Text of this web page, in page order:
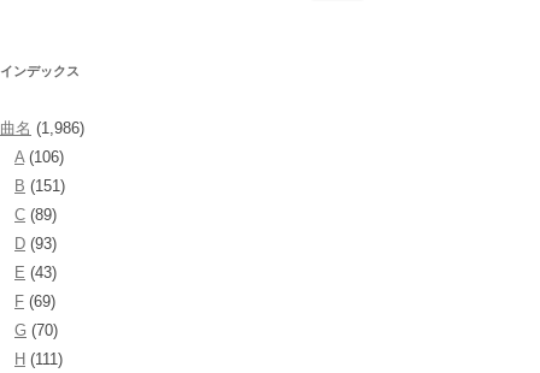
インデックス
曲名 (1,986)
A(106)
B (151)
C (89)
D (93)
E (43)
F (69)
G (70)
H (111)